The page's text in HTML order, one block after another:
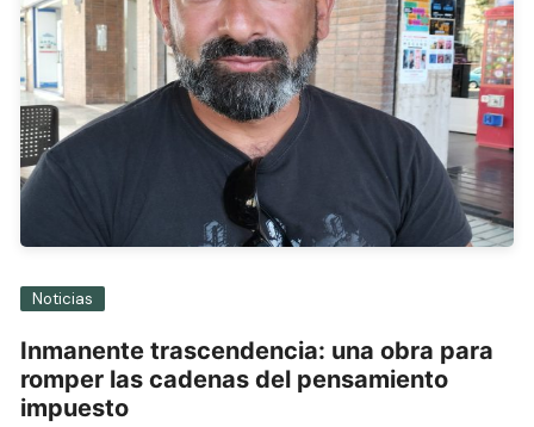
Noticias
Inmanente trascendencia: una obra para
romper las cadenas del pensamiento
impuesto